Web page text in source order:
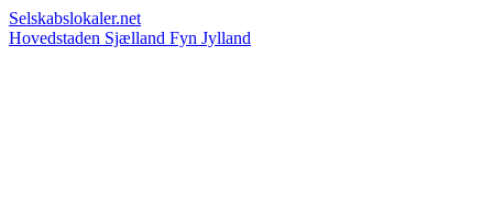
Selskabslokaler.net
Hovedstaden Sjælland Fyn Jylland